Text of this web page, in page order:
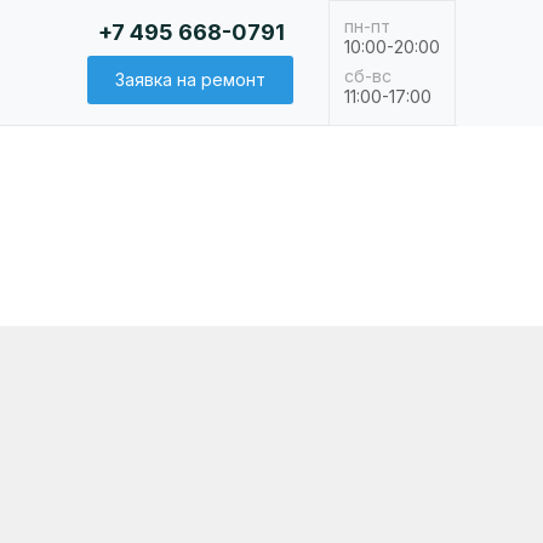
пн-пт
сб-вс
10:00-20:00
11:00-17:00
+7 495 668-0791
Заявка на ремонт